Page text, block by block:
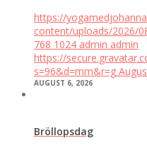
https://
content/uploads/2026/
768 1024 admin admin
https://
s=96&d=mm&r=g
AUGUST 6, 2026
Bröllopsdag